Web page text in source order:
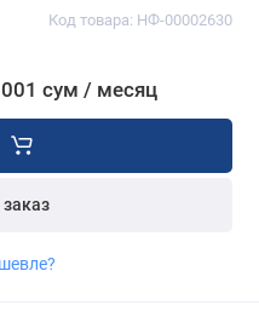
Код товара: НФ-00002630
сум / месяц